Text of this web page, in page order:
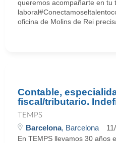
queremos acompañarte en tu
oficina de Molins de Rei
Contable,
fiscal/tributario.
TEMPS
Barcelona, Barcelona
En TEMPS llevamos 30 años